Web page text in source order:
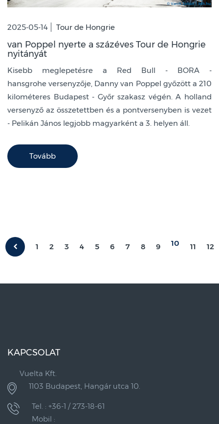
2025-05-14 Tour de Hongrie
van Poppel nyerte a százéves Tour de Hongrie
nyitányát
Kisebb meglepetésre a Red Bull - BORA -
hansgrohe versenyzője, Danny van Poppel győzött a 210
kilométeres Budapest - Győr szakasz végén. A holland
versenyző az összetettben és a pontversenyben is vezet
- Pelikán János legjobb magyarként a 3. helyen áll.
Tovább
1 2 3 4 5 6 7 8 9 10 11 12
KAPCSOLAT
Vuelta Kft.
1103 Budapest, Hangár utca 10.
Tel. : +36-1 / 273-18-61
Mobil :